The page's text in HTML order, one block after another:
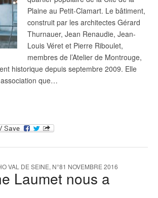
Plaine au Petit-Clamart. Le bâtiment,
construit par les architectes Gérard
Thurnauer, Jean Renaudie, Jean-
Louis Véret et Pierre Riboulet,
membres de l’Atelier de Montrouge,
historique depuis septembre 2009. Elle
que…
VAL DE SEINE, N°81 NOVEMBRE 2016
Laumet nous a